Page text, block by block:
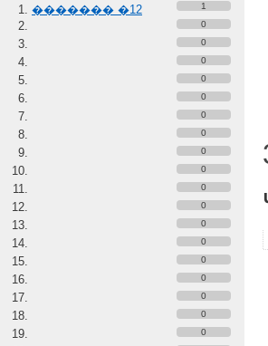
������� �12
1
0
0
0
0
0
0
0
0
0
0
0
0
0
0
0
0
0
0